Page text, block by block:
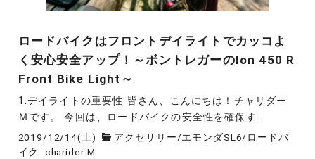
ロードバイクはフロントデイライトでカッコよ
く安心安全アップ！～ボントレガーのIon 450 R
Front Bike Light～
1.デイライトの重要性 皆さん、こんにちは！チャリダー
Ｍです。 今回は、ロードバイクの安全性を確保す...
2019/12/14(土) アクセサリー/エモンダSL6/ ロードバ
イク
charider-M